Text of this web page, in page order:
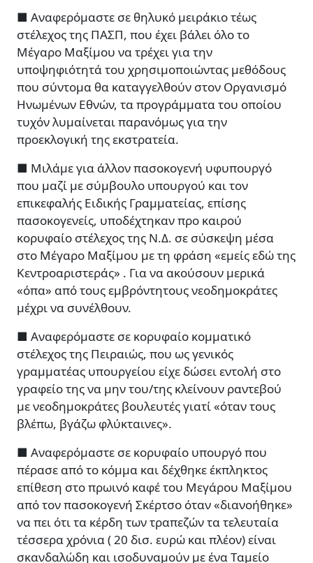
■ Αναφερόμαστε σε θηλυκό μειράκιο τέως
στέλεχος της ΠΑΣΠ, που έχει βάλει όλο το
Μέγαρο Μαξίμου να τρέχει για την
υποψηφιότητά του χρησιμοποιώντας μεθόδους
που σύντομα θα καταγγελθούν στον Οργανισμό
Ηνωμένων Εθνών, τα προγράμματα του οποίου
τυχόν λυμαίνεται παρανόμως για την
προεκλογική της εκστρατεία.
■ Μιλάμε για άλλον πασοκογενή υφυπουργό
που μαζί με σύμβουλο υπουργού και τον
επικεφαλής Ειδικής Γραμματείας, επίσης
πασοκογενείς, υποδέχτηκαν προ καιρού
κορυφαίο στέλεχος της Ν.Δ. σε σύσκεψη μέσα
στο Μέγαρο Μαξίμου με τη φράση «εμείς εδώ της
Κεντροαριστεράς» . Για να ακούσουν μερικά
«όπα» από τους εμβρόντητους νεοδημοκράτες
μέχρι να συνέλθουν.
■ Αναφερόμαστε σε κορυφαίο κομματικό
στέλεχος της Πειραιώς, που ως γενικός
γραμματέας υπουργείου είχε δώσει εντολή στο
γραφείο της να μην του/της κλείνουν ραντεβού
με νεοδημοκράτες βουλευτές γιατί «όταν τους
βλέπω, βγάζω φλύκταινες».
■ Αναφερόμαστε σε κορυφαίο υπουργό που
πέρασε από το κόμμα και δέχθηκε έκπληκτος
επίθεση στο πρωινό καφέ του Μεγάρου Μαξίμου
από τον πασοκογενή Σκέρτσο όταν «διανοήθηκε»
να πει ότι τα κέρδη των τραπεζών τα τελευταία
τέσσερα χρόνια ( 20 δισ. ευρώ και πλέον) είναι
σκανδαλώδη και ισοδυναμούν με ένα Ταμείο